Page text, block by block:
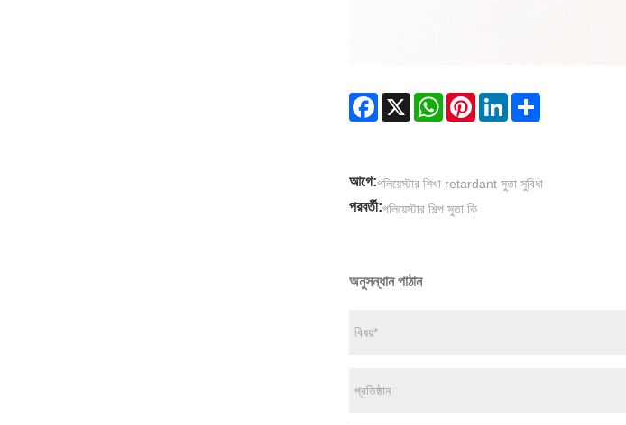
Facebook
X WhatsAppPinterestLinkedIn
আগে:পলিয়েস্টার শিখা retardant সুতা সুবিধা
পরবর্তী:পলিয়েস্টার শিল্প সুতা কি
অনুসন্ধান পাঠান